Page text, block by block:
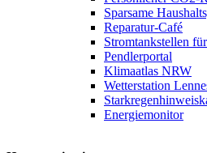
Sparsame
Reparatur-Café
Stromtankstellen
Pendlerportal
Klimaatlas NRW
Wetterstation
Energiemonitor